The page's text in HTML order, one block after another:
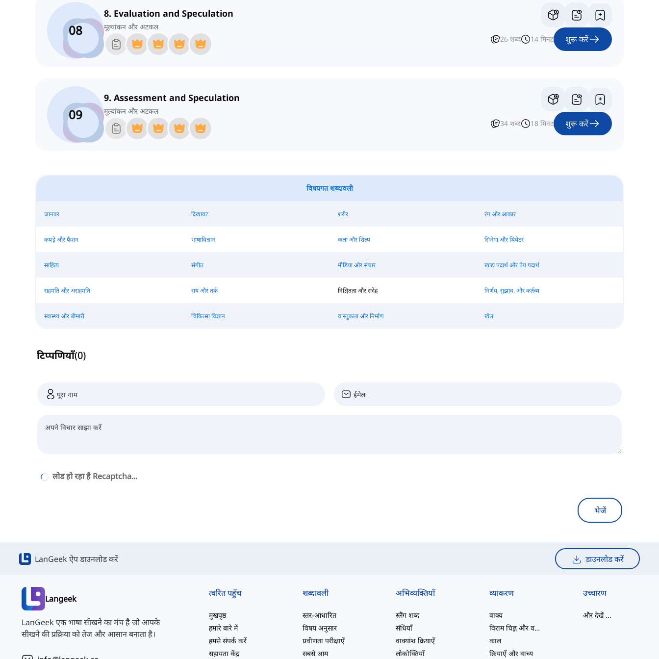
08
8. Evaluation and Speculation
मूल्यांकन और अटकल
26 शब्द 14 मिनट शुरू करें
09
9. Assessment and Speculation
मूल्यांकन और अटकल
34 शब्द 18 मिनट शुरू करें
विषयगत शब्दावली
जानवर दिखावट शरीर रंग और आकार
कपड़े और फैशन भाषाविज्ञान कला और शिल्प सिनेमा और थियेटर
साहित्य संगीत मीडिया और संचार खाद्य पदार्थ और पेय पदार्थ
सहमति और असहमति राय और तर्क निश्चितता और संदेह निर्णय, सुझाव, और कर्तव्य
स्वास्थ्य और बीमारी चिकित्सा विज्ञान वास्तुकला और निर्माण खेल
टिप्पणियाँ(0)
लोड हो रहा है Recaptcha...
भेजें
LanGeek ऐप डाउनलोड करें डाउनलोड करें
Langeek
LanGeek एक भाषा सीखने का मंच है जो आपके
सीखने की प्रक्रिया को तेज और आसान बनाता है।
त्वरित पहुँच
मुखपृष्ठ
हमारे बारे में
हमसे संपर्क करें
सहायता केंद्र
शब्दावली
स्तर-आधारित
विषय अनुसार
प्रवीणता परीक्षाएँ
सबसे आम
अभिव्यक्तियाँ
स्लैंग शब्द
संधियाँ
वाक्यांश क्रियाएँ
लोकोक्तियाँ
व्याकरण
वाक्य
विराम चिह्न और वर्तनी
काल
क्रियाएँ और वाच्य
उच्चारण
और देखें...